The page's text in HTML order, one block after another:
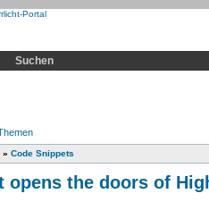
Suchen
» Code Snippets
opens the doors of